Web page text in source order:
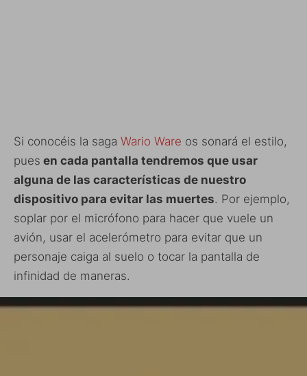
Si conocéis la saga Wario Ware os sonará el estilo,
pues en cada pantalla tendremos que usar
alguna de las características de nuestro
dispositivo para evitar las muertes. Por ejemplo,
soplar por el micrófono para hacer que vuele un
avión, usar el acelerómetro para evitar que un
personaje caiga al suelo o tocar la pantalla de
infinidad de maneras.